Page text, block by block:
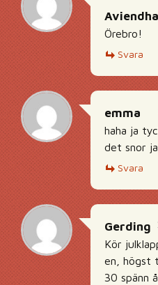
Aviendha
Örebro!
Svara
emma
haha ja
det snor
Svara
Gerding
Kör
en, högst
30 spänn